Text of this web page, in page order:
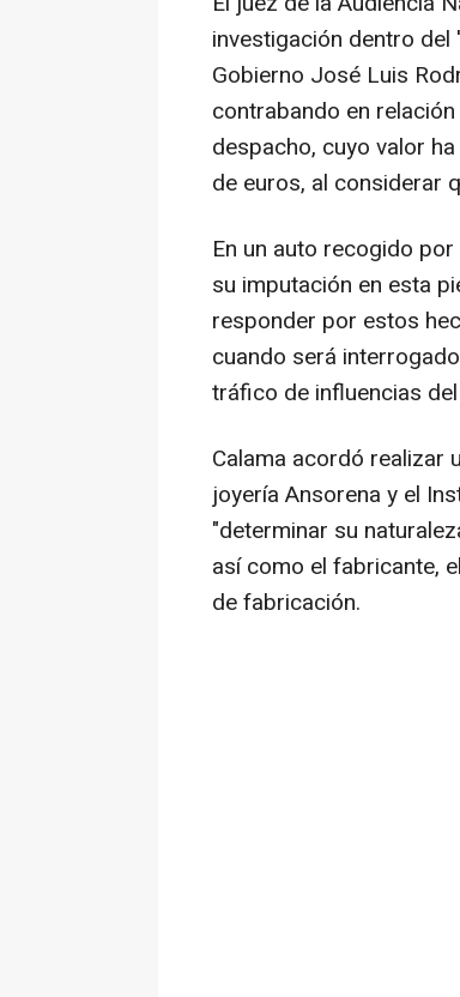
investigación dentro
Gobierno José Luis
contrabando en
despacho, cuyo valor
de euros, al considerar
En un auto recogido
su imputación en esta
responder por estos
cuando será
tráfico de influencias
Calama acordó realizar
joyería Ansorena y el
"determinar su
así como el fabricante,
de fabricación.